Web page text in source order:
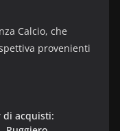
Calcio, che
provenienti
di acquisti: